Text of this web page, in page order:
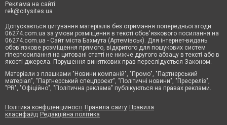
Реклама на сайті:
rek@citysites.ua
Допускається цитування матеріалів без отримання попередньої згоди
06274.com.ua за умови розміщення в тексті обов'язкового посилання на
06274.com.ua - Сайт міста Бахмута (Артемівськ). Для інтернет-видань
обов'язкове розміщення прямого, відкритого для пошукових систем
гіперпосилання на цитовані статті не нижче другого абзацу в тексті або в
якості джерела. Порушення виняткових прав переслідується Законом.
Матеріали з плашками "Новини компаній", "Промо", "Партнерський
матеріал", "Партнерський спецпроєкт", "Політичні новини", "Пресреліз",
"PR", "Офіційно", "Політична реклама" публікуються на правах реклами.
Політика конфіденційності Правила сайту Правила
класифайд Редакційна політика